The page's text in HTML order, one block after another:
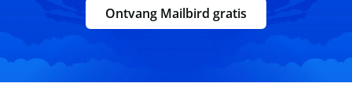
Ontvang Mailbird gratis